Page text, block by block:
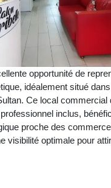
opportunité de
idéalement situé
Ce local commercial
inclus,
proche des
visibilité optimale pour